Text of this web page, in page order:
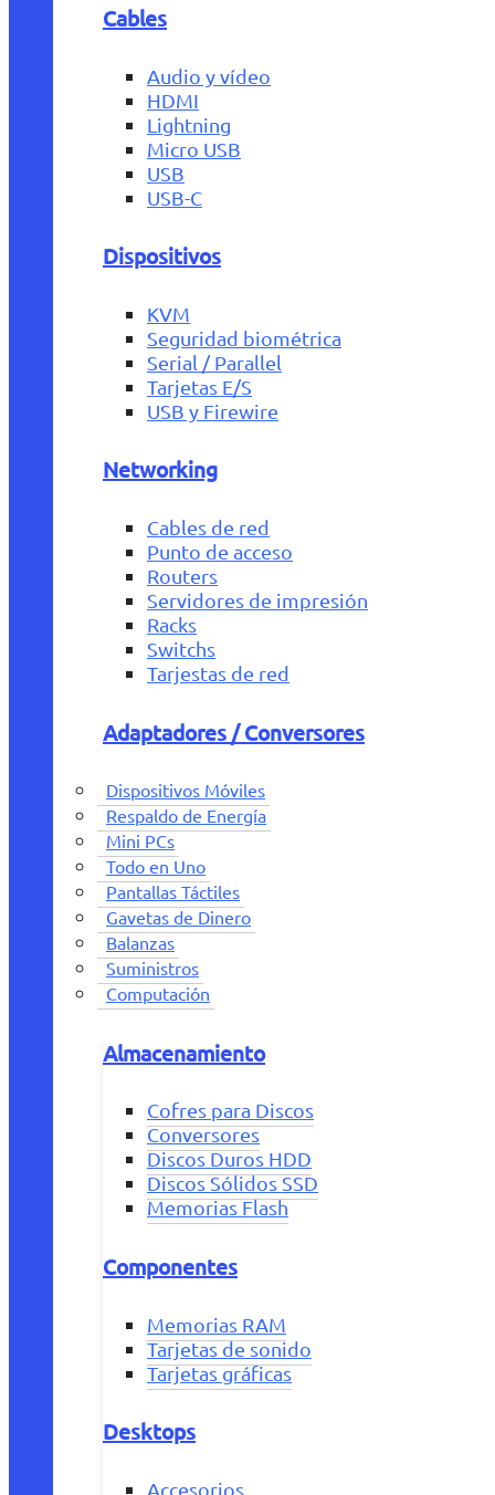
Cables
Audio y vídeo
HDMI
Lightning
Micro USB
USB
USB-C
Dispositivos
KVM
Seguridad biométrica
Serial / Parallel
Tarjetas E/S
USB y Firewire
Networking
Cables de red
Punto de acceso
Routers
Servidores de impresión
Racks
Switchs
Tarjestas de red
Adaptadores / Conversores
Dispositivos Móviles
Respaldo de Energía
Mini PCs
Todo en Uno
Pantallas Táctiles
Gavetas de Dinero
Balanzas
Suministros
Computación
Almacenamiento
Cofres para Discos
Conversores
Discos Duros HDD
Discos Sólidos SSD
Memorias Flash
Componentes
Memorias RAM
Tarjetas de sonido
Tarjetas gráficas
Desktops
Accesorios